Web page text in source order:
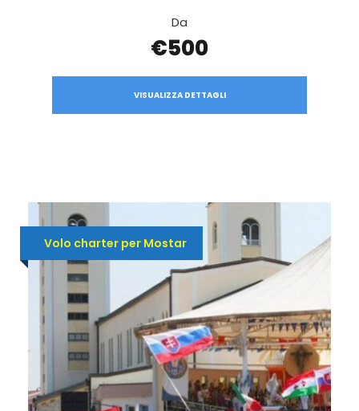
Da
€500
VISUALIZZA DETTAGLI
Volo charter per Mostar